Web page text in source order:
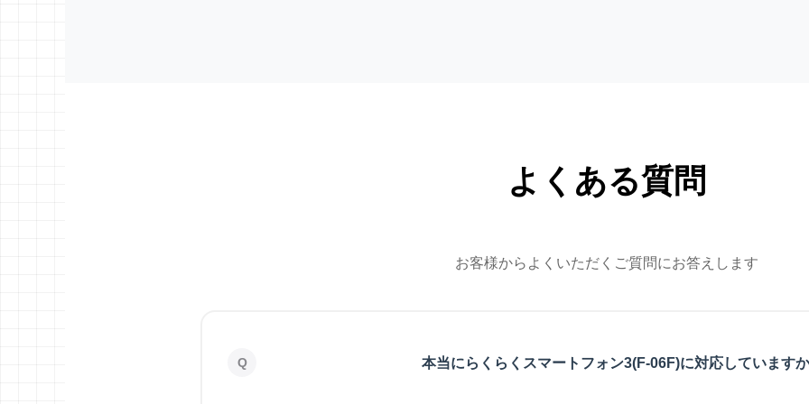
よくある質問
お客様からよくいただくご質問にお答えします
本当にらくらくスマートフォン3(F-06F)に対応しています